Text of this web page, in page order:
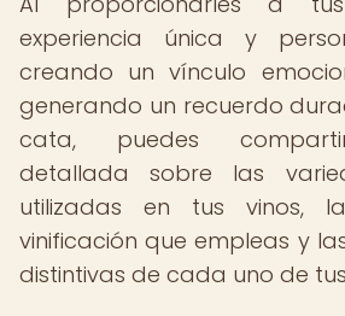
experiencia única y
creando un vínculo
generando un recuerdo
cata, puedes
detallada sobre las
utilizadas en tus vinos,
vinificación que empleas y
distintivas de cada uno de